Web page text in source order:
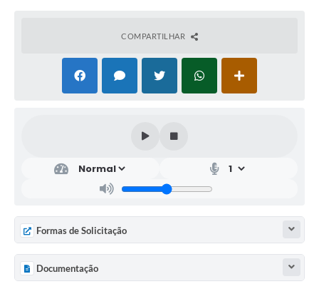
COMPARTILHAR
Formas de Solicitação
Documentação